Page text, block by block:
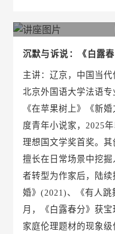
沉默与诉说：《白露
主讲：辽京，中国当
北京外国语大学法语专
《在苹果树上》《新
度青年小说家，2025
理想国文学奖首奖。其
擅长在日常场景中挖
者转型为作家后，陆
婚》(2021)、《有人跳
月，《白露春分》获
家庭伦理题材的现象级